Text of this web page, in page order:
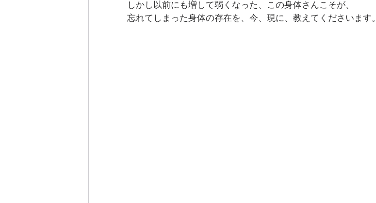
しかし以前にも増して弱くなった、この身体さんこそが、
忘れてしまった身体の存在を、今、現に、教えてくださいます。